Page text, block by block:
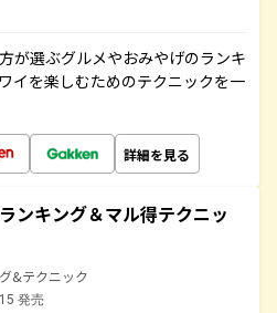
が選ぶグルメやおみやげのランキ
イを楽しむためのテクニックを一
詳細を見る
ンキング＆マル得テクニッ
&テクニック
発売